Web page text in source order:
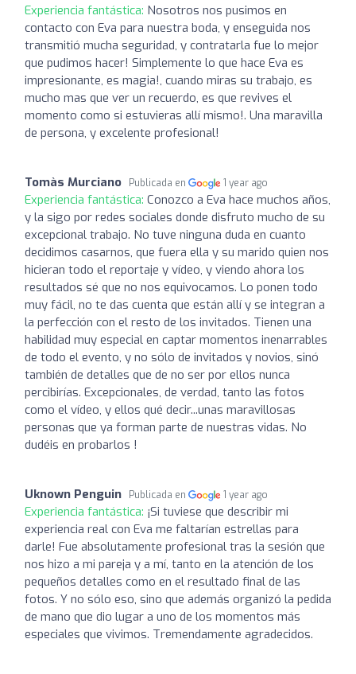
Experiencia fantástica: Nosotros nos pusimos en
contacto con Eva para nuestra boda, y enseguida nos
transmitió mucha seguridad, y contratarla fue lo mejor
que pudimos hacer! Simplemente lo que hace Eva es
impresionante, es magia!, cuando miras su trabajo, es
mucho mas que ver un recuerdo, es que revives el
momento como si estuvieras allí mismo!. Una maravilla
de persona, y excelente profesional!
Tomàs Murciano Publicada en 1 year ago
Experiencia fantástica: Conozco a Eva hace muchos años,
y la sigo por redes sociales donde disfruto mucho de su
excepcional trabajo. No tuve ninguna duda en cuanto
decidimos casarnos, que fuera ella y su marido quien nos
hicieran todo el reportaje y vídeo, y viendo ahora los
resultados sé que no nos equivocamos. Lo ponen todo
muy fácil, no te das cuenta que están allí y se integran a
la perfección con el resto de los invitados. Tienen una
habilidad muy especial en captar momentos inenarrables
de todo el evento, y no sólo de invitados y novios, sinó
también de detalles que de no ser por ellos nunca
percibirías. Excepcionales, de verdad, tanto las fotos
como el vídeo, y ellos qué decir...unas maravillosas
personas que ya forman parte de nuestras vidas. No
dudéis en probarlos !
Uknown Penguin Publicada en 1 year ago
Experiencia fantástica: ¡Si tuviese que describir mi
experiencia real con Eva me faltarían estrellas para
darle! Fue absolutamente profesional tras la sesión que
nos hizo a mi pareja y a mí, tanto en la atención de los
pequeños detalles como en el resultado final de las
fotos. Y no sólo eso, sino que además organizó la pedida
de mano que dio lugar a uno de los momentos más
especiales que vivimos. Tremendamente agradecidos.